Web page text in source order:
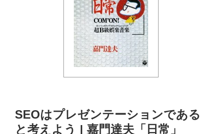
SEOはプレゼンテーションである
と考えよう | 嘉門達夫「日常」